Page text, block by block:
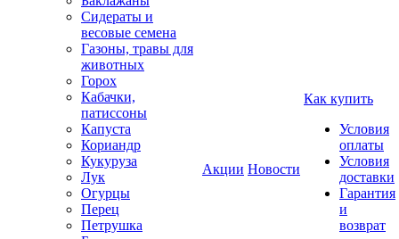
Сидераты и
весовые семена
Газоны, травы для
животных
Горох
Кабачки,
патиссоны
Капуста
Кориандр
Кукуруза
Лук
Огурцы
Перец
Петрушка
Акции Новости
Как купить
Условия
оплаты
Условия
доставки
Гарантия
и
возврат